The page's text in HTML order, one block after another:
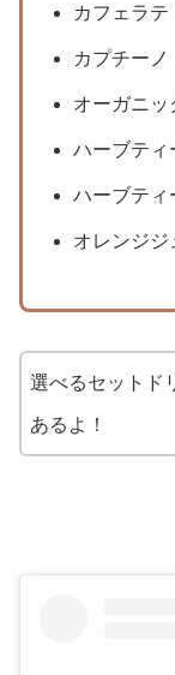
カフェラテ
カプチーノ
オーガニッ
ハーブティ
ハーブティ
オレンジジ
選べるセットド
あるよ！